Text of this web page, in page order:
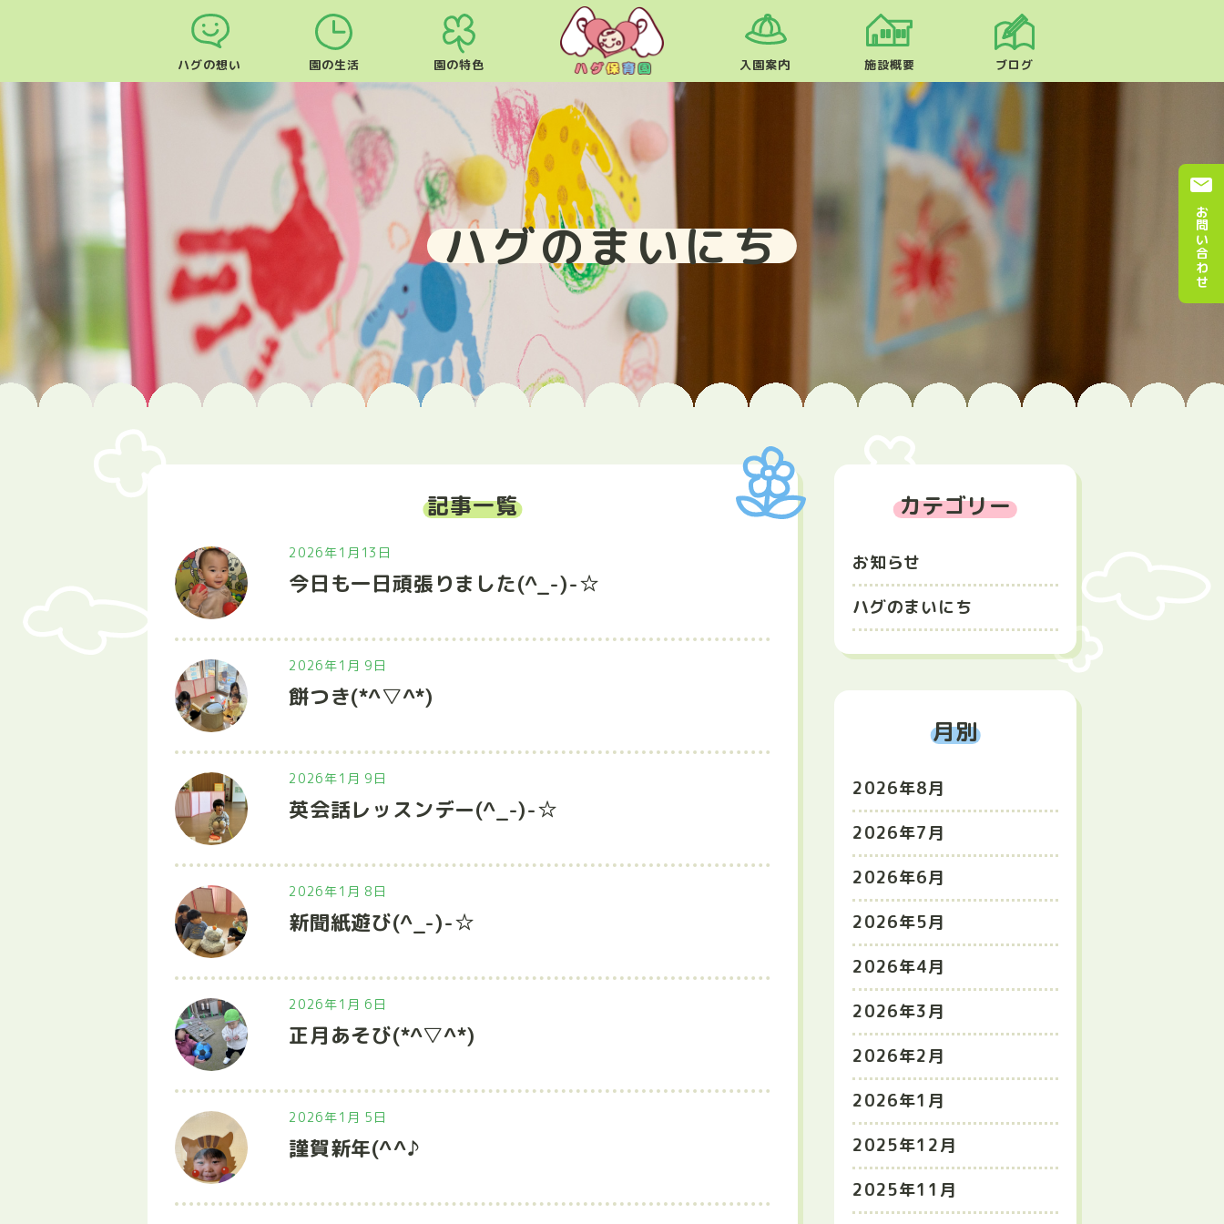
ハグの想い 園の生活 園の特色 入園案内 施設概要 ブログ
ハグのまいにち
記事一覧
2026年1月13日
今日も一日頑張りました(^_-)-☆
2026年1月 9日
餅つき(*^▽^*)
2026年1月 9日
英会話レッスンデー(^_-)-☆
2026年1月 8日
新聞紙遊び(^_-)-☆
2026年1月 6日
正月あそび(*^▽^*)
2026年1月 5日
謹賀新年(^^♪
カテゴリー
お知らせ
ハグのまいにち
月別
2026年8月
2026年7月
2026年6月
2026年5月
2026年4月
2026年3月
2026年2月
2026年1月
2025年12月
2025年11月
お問い合わせ